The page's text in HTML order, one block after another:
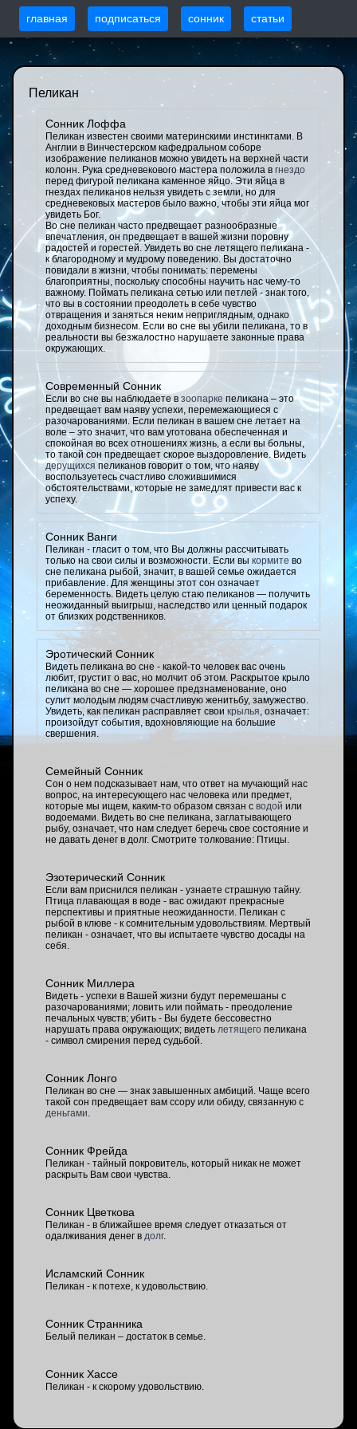
главная подписаться сонник статьи
Пеликан
Сонник Лоффа
Пеликан известен своими материнскими инстинктами. В
Англии в Винчестерском кафедральном соборе
изображение пеликанов можно увидеть на верхней части
колонн. Рука средневекового мастера положила в гнездо
перед фигурой пеликана каменное яйцо. Эти яйца в
гнездах пеликанов нельзя увидеть с земли, но для
средневековых мастеров было важно, чтобы эти яйца мог
увидеть Бог.
Во сне пеликан часто предвещает разнообразные
впечатления, он предвещает в вашей жизни поровну
радостей и горестей. Увидеть во сне летящего пеликана -
к благородному и мудрому поведению. Вы достаточно
повидали в жизни, чтобы понимать: перемены
благоприятны, поскольку способны научить нас чему-то
важному. Поймать пеликана сетью или петлей - знак того,
что вы в состоянии преодолеть в себе чувство
отвращения и заняться неким неприглядным, однако
доходным бизнесом. Если во сне вы убили пеликана, то в
реальности вы безжалостно нарушаете законные права
окружающих.
Современный Сонник
Если во сне вы наблюдаете в зоопарке пеликана – это
предвещает вам наяву успехи, перемежающиеся с
разочарованиями. Если пеликан в вашем сне летает на
воле – это значит, что вам уготована обеспеченная и
спокойная во всех отношениях жизнь, а если вы больны,
то такой сон предвещает скорое выздоровление. Видеть
дерущихся пеликанов говорит о том, что наяву
воспользуетесь счастливо сложившимися
обстоятельствами, которые не замедлят привести вас к
успеху.
Сонник Ванги
Пеликан - гласит о том, что Вы должны рассчитывать
только на свои силы и возможности. Если вы кормите во
сне пеликана рыбой, значит, в вашей семье ожидается
прибавление. Для женщины этот сон означает
беременность. Видеть целую стаю пеликанов — получить
неожиданный выигрыш, наследство или ценный подарок
от близких родственников.
Эротический Сонник
Видеть пеликана во сне - какой-то человек вас очень
любит, грустит о вас, но молчит об этом. Раскрытое крыло
пеликана во сне — хорошее предзнаменование, оно
сулит молодым людям счастливую женитьбу, замужество.
Увидеть, как пеликан расправляет своикрылья, означает:
произойдут события, вдохновляющие на большие
свершения.
Семейный Сонник
Сон о нем подсказывает нам, что ответ на мучающий нас
вопрос, на интересующего нас человека или предмет,
которые мы ищем, каким-то образом связан с водой или
водоемами. Видеть во сне пеликана, заглатывающего
рыбу, означает, что нам следует беречь свое состояние и
не давать денег в долг. Смотрите толкование: Птицы.
Эзотерический Сонник
Если вам приснился пеликан - узнаете страшную тайну.
Птица плавающая в воде - вас ожидают прекрасные
перспективы и приятные неожиданности. Пеликан с
рыбой в клюве - к сомнительным удовольствиям. Мертвый
пеликан - означает, что вы испытаете чувство досады на
себя.
Сонник Миллера
Видеть - успехи в Вашей жизни будут перемешаны с
разочарованиями; ловить или поймать - преодоление
печальных чувств; убить - Вы будете бессовестно
нарушать права окружающих; видеть летящего пеликана
- символ смирения перед судьбой.
Сонник Лонго
Пеликан во сне — знак завышенных амбиций. Чаще всего
такой сон предвещает вам ссору или обиду, связанную с
деньгами.
Сонник Фрейда
Пеликан - тайный покровитель, который никак не может
раскрыть Вам свои чувства.
Сонник Цветкова
Пеликан - в ближайшее время следует отказаться от
одалживания денег в долг.
Исламский Сонник
Пеликан - к потехе, к удовольствию.
Сонник Странника
Белый пеликан – достаток в семье.
Сонник Хассе
Пеликан - к скорому удовольствию.